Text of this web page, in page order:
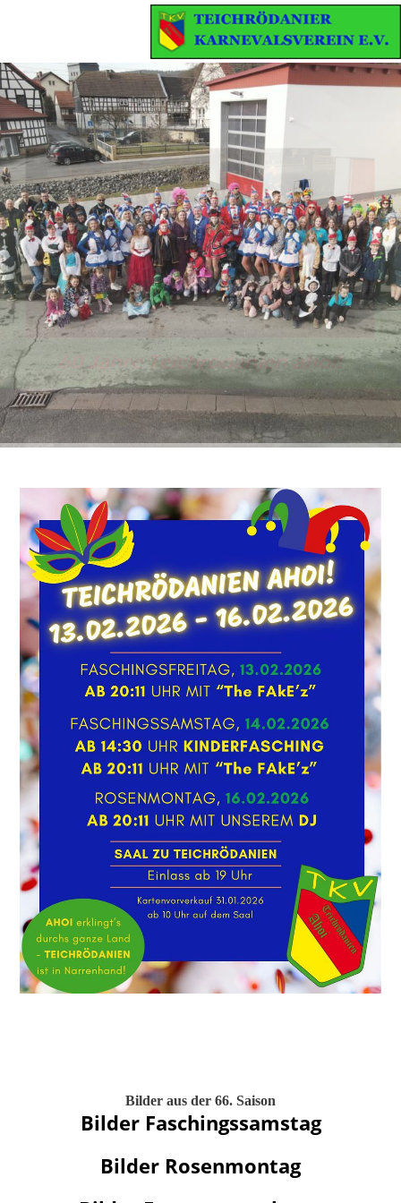
Bilder aus der 66. Saison
Bilder Faschingssamstag
Bilder Rosenmontag